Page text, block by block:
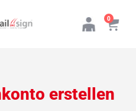
Cart
0
erstellen